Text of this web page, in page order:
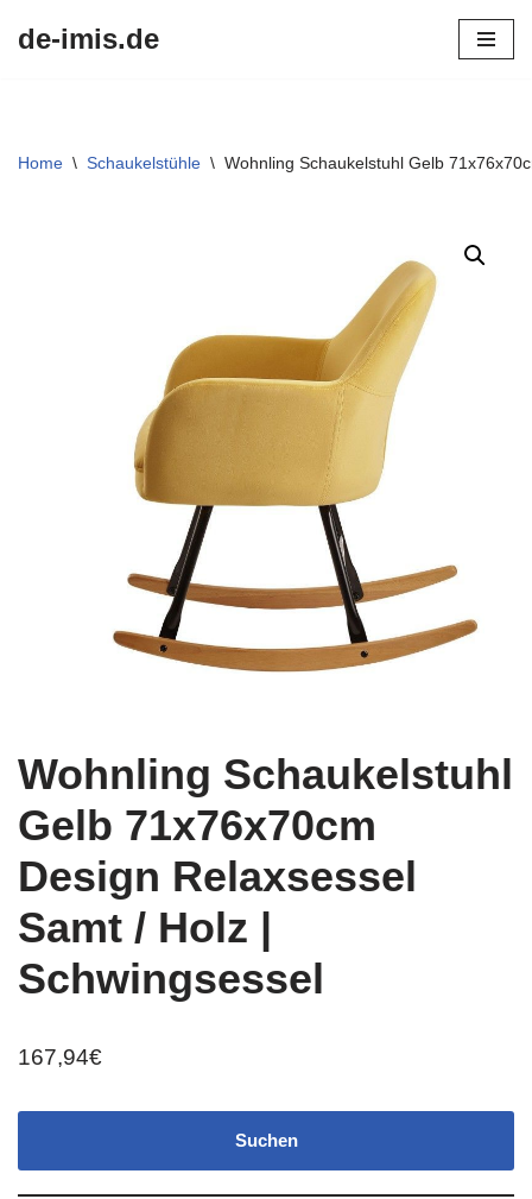
de-imis.de
Home \ Schaukelstühle \ Wohnling Schaukelstuhl Gelb
Wohnling Schaukelstuhl
Gelb 71x76x70cm
Design Relaxsessel
Samt / Holz |
Schwingsessel
167,94€
Suchen